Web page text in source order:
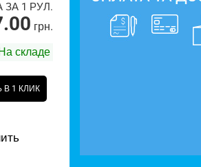
ЗА 1 РУЛ.
грн.
складе
В 1 КЛИК